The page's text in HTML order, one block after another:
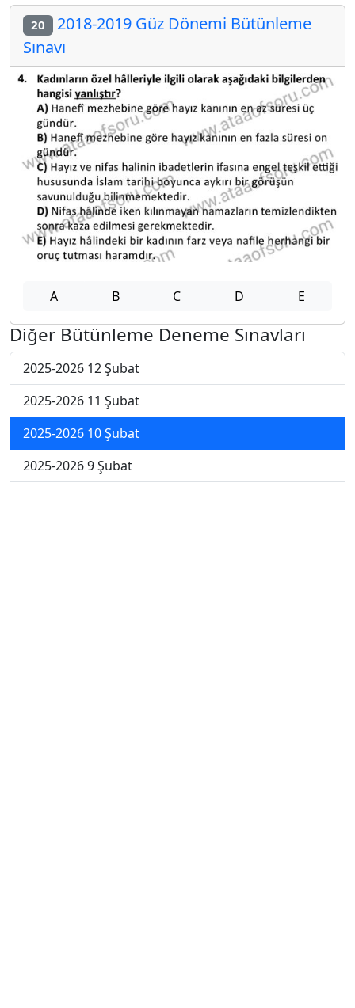
20 2018-2019 Güz Dönemi Bütünleme
Sınavı
A B C D E
Diğer Bütünleme Deneme Sınavları
2025-2026 12 Şubat
2025-2026 11 Şubat
2025-2026 10 Şubat
2025-2026 9 Şubat